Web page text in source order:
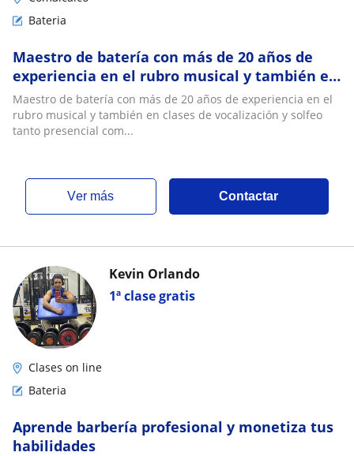
Bateria
Maestro de batería con más de 20 años de
experiencia en el rubro musical y también en
clases de vocalización y solfeo en linea
tambien
Maestro de batería con más de 20 años de experiencia en el
rubro musical y también en clases de vocalización y solfeo
tanto presencial com...
ver más Contactar
1ª clase gratis
Kevin Orlando
Clases on line
Bateria
Aprende barbería profesional y monetiza tus
habilidades